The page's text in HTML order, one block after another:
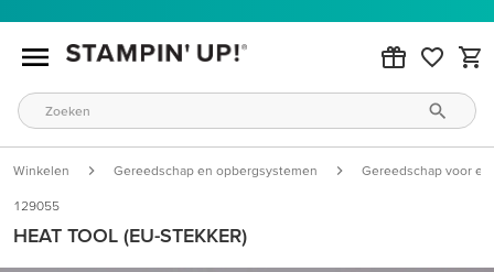
Winkelen Gereedschap en opbergsystemen Gereedschap voor
129055
HEAT TOOL (EU-STEKKER)